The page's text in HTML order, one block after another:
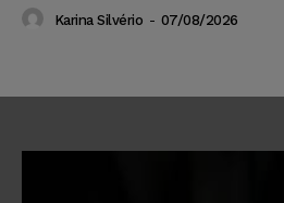
Karina Silvério - 07/08/2026